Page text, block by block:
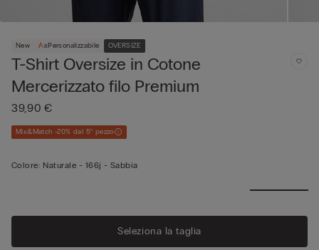
New Personalizzabile OVERSIZE
T-Shirt Oversize in Cotone
Mercerizzato filo Premium
39,90 €
Mix&Match -20% dal 5° pezzo
Colore: Naturale - 166j - Sabbia
Seleziona la taglia